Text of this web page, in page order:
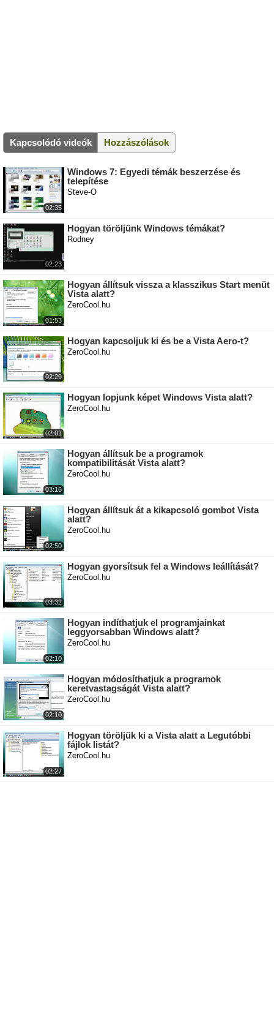
Kapcsolódó videók Hozzászólások
02:35
Windows 7: Egyedi témák beszerzése és
telepítése
Steve-O
02:23
Hogyan töröljünk Windows témákat?
Rodney
01:53
Hogyan állítsuk vissza a klasszikus Start menüt
Vista alatt?
ZeroCool.hu
02:29
Hogyan kapcsoljuk ki és be a Vista Aero-t?
ZeroCool.hu
02:01
Hogyan lopjunk képet Windows Vista alatt?
ZeroCool.hu
03:16
Hogyan állítsuk be a programok
kompatibilitását Vista alatt?
ZeroCool.hu
02:50
Hogyan állítsuk át a kikapcsoló gombot Vista
alatt?
ZeroCool.hu
03:32
Hogyan gyorsítsuk fel a Windows leállítását?
ZeroCool.hu
02:10
Hogyan indíthatjuk el programjainkat
leggyorsabban Windows alatt?
ZeroCool.hu
02:10
Hogyan módosíthatjuk a programok
keretvastagságát Vista alatt?
ZeroCool.hu
02:27
Hogyan töröljük ki a Vista alatt a Legutóbbi
fájlok listát?
ZeroCool.hu